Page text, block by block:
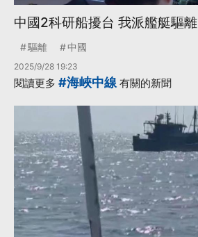
中國2科研船擾台 我派艦艇驅離
驅離 中國
2025/9/28 19:23
閱讀更多 #海峽中線有關的新聞